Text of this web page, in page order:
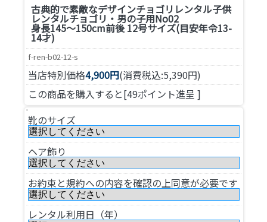
古典的で素敵なデザインチョゴリレンタル子供
レンタルチョゴリ・男の子用No02
身長145～150cm前後 12号サイズ(目安年令13-
14才)
f-ren-b02-12-s
当店特別価格4,900円(消費税込:5,390円)
この商品を購入すると[49ポイント進呈 ]
靴のサイズ
ヘア飾り
お約束と規約への内容を確認の上同意が必要です
レンタル利用日（年）